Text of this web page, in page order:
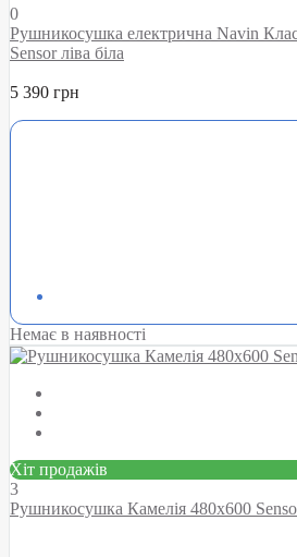
0
Рушникосушка електрична Navin
Sensor ліва біла
5 390 грн
Немає в наявності
Хіт продажів
3
Рушникосушка Камелія 480х600